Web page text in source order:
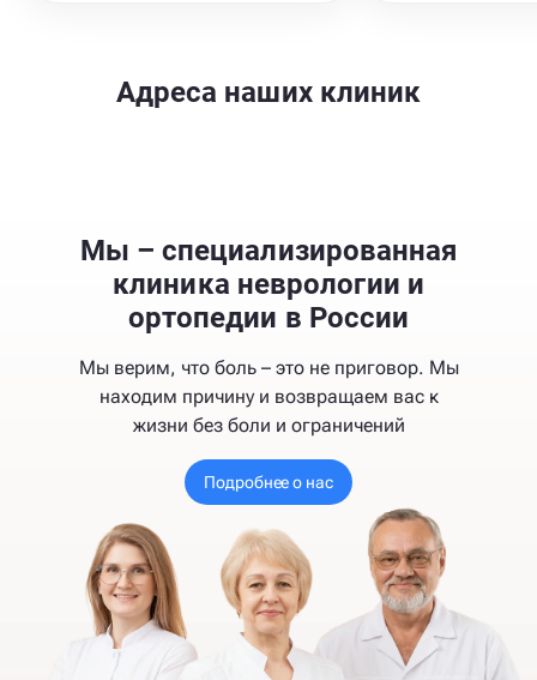
Адреса наших клиник
Мы – специализированная
клиника неврологии и
ортопедии в России
Мы верим, что боль – это не приговор. Мы
находим причину и возвращаем вас к
жизни без боли и ограничений
Подробнее о нас